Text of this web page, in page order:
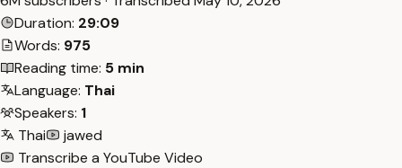
Duration: 29:09
Words: 975
Reading time: 5 min
Language: Thai
Speakers: 1
Thai
jawed
Transcribe a YouTube Video